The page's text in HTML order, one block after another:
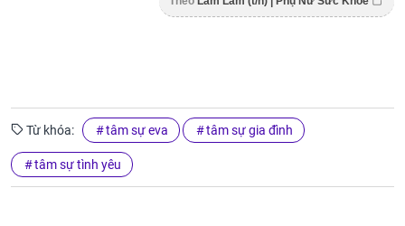
Từ khóa: tâm sự eva tâm sự gia đình
tâm sự tình yêu